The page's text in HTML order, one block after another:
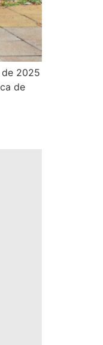
de 2025
de